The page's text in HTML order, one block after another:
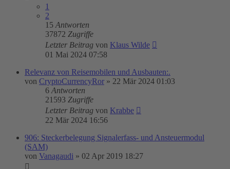
1
2
15 Antworten
37872 Zugriffe
Letzter Beitrag von Klaus Wilde
01 Mai 2024 07:58
Relevanz von Reisemobilen und Ausbauten:.
von CryptoCurrencyRor » 22 Mär 2024 01:03
6 Antworten
21593 Zugriffe
Letzter Beitrag von Krabbe
22 Mär 2024 16:56
906: Steckerbelegung Signalerfass- und Ansteuermodul
(SAM)
von Vanagaudi » 02 Apr 2019 18:27